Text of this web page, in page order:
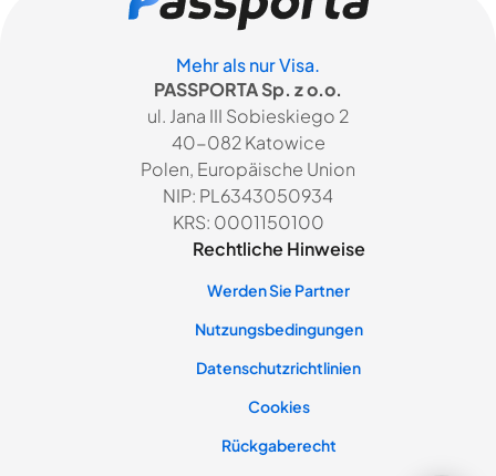
Mehr als nur Visa.
PASSPORTA Sp. z o.o.
ul. Jana III Sobieskiego 2
40-082 Katowice
Polen, Europäische Union
NIP: PL6343050934
KRS: 0001150100
Rechtliche Hinweise
Werden Sie Partner
Nutzungsbedingungen
Datenschutzrichtlinien
Cookies
Rückgaberecht